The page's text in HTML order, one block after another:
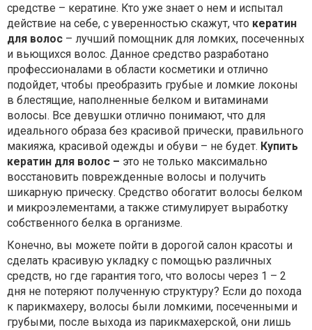
средстве – кератине. Кто уже знает о нем и испытал
действие на себе, с уверенностью скажут, что кератин
для волос – лучший помощник для ломких, посеченных
и вьющихся волос. Данное средство разработано
профессионалами в области косметики и отлично
подойдет, чтобы преобразить грубые и ломкие локоны
в блестящие, наполненные белком и витаминами
волосы. Все девушки отлично понимают, что для
идеального образа без красивой прически, правильного
макияжа, красивой одежды и обуви – не будет. Купить
кератин для волос – это не только максимально
восстановить поврежденные волосы и получить
шикарную прическу. Средство обогатит волосы белком
и микроэлементами, а также стимулирует выработку
собственного белка в организме.
Конечно, вы можете пойти в дорогой салон красоты и
сделать красивую укладку с помощью различных
средств, но где гарантия того, что волосы через 1 – 2
дня не потеряют полученную структуру? Если до похода
к парикмахеру, волосы были ломкими, посеченными и
грубыми, после выхода из парикмахерской, они лишь